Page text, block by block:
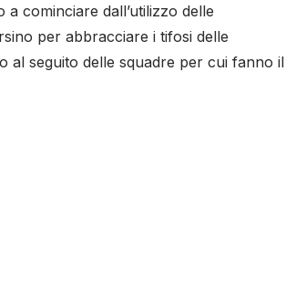
a cominciare dall’utilizzo delle
per abbracciare i tifosi delle
al seguito delle squadre per cui fanno il